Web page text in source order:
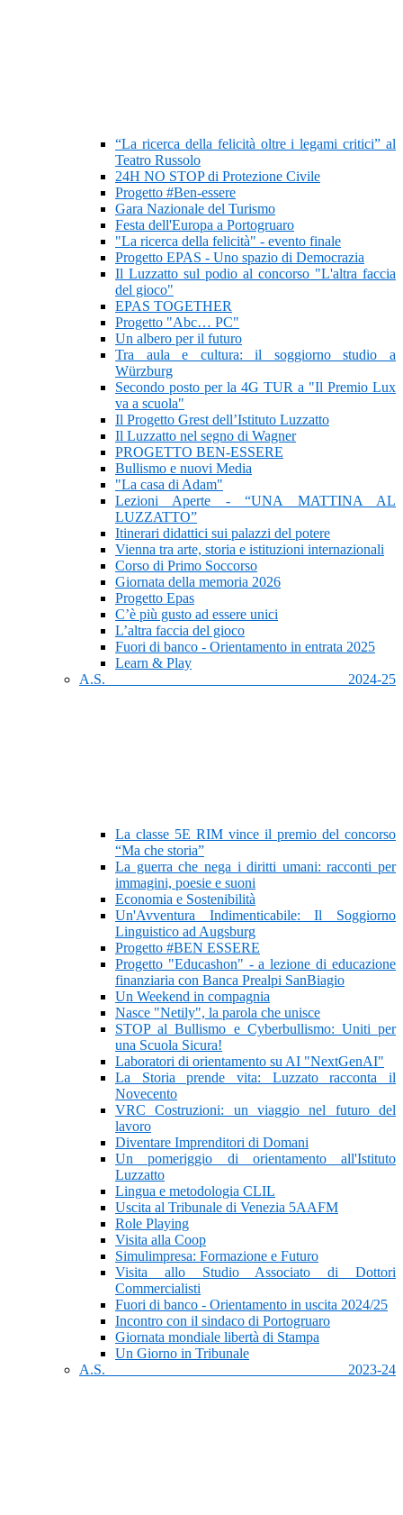
“La ricerca della felicità oltre i legami critici” al
Teatro Russolo
24H NO STOP di Protezione Civile
Progetto #Ben-essere
Gara Nazionale del Turismo
Festa dell'Europa a Portogruaro
"La ricerca della felicità" - evento finale
Progetto EPAS - Uno spazio di Democrazia
Il Luzzatto sul podio al concorso "L'altra faccia
del gioco"
EPAS TOGETHER
Progetto "Abc… PC"
Un albero per il futuro
Tra aula e cultura: il soggiorno studio a
Würzburg
Secondo posto per la 4G TUR a "Il Premio Lux
va a scuola"
Il Progetto Grest dell’Istituto Luzzatto
Il Luzzatto nel segno di Wagner
PROGETTO BEN-ESSERE
Bullismo e nuovi Media
"La casa di Adam"
Lezioni Aperte - “UNA MATTINA AL
LUZZATTO”
Itinerari didattici sui palazzi del potere
Vienna tra arte, storia e istituzioni internazionali
Corso di Primo Soccorso
Giornata della memoria 2026
Progetto Epas
C’è più gusto ad essere unici
L’altra faccia del gioco
Fuori di banco - Orientamento in entrata 2025
Learn & Play
A.S. 2024-25
La classe 5E RIM vince il premio del concorso
“Ma che storia”
La guerra che nega i diritti umani: racconti per
immagini, poesie e suoni
Economia e Sostenibilità
Un'Avventura Indimenticabile: Il Soggiorno
Linguistico ad Augsburg
Progetto #BEN ESSERE
Progetto "Educashon" - a lezione di educazione
finanziaria con Banca Prealpi SanBiagio
Un Weekend in compagnia
Nasce "Netily", la parola che unisce
STOP al Bullismo e Cyberbullismo: Uniti per
una Scuola Sicura!
Laboratori di orientamento su AI "NextGenAI"
La Storia prende vita: Luzzato racconta il
Novecento
VRC Costruzioni: un viaggio nel futuro del
lavoro
Diventare Imprenditori di Domani
Un pomeriggio di orientamento all'Istituto
Luzzatto
Lingua e metodologia CLIL
Uscita al Tribunale di Venezia 5AAFM
Role Playing
Visita alla Coop
Simulimpresa: Formazione e Futuro
Visita allo Studio Associato di Dottori
Commercialisti
Fuori di banco - Orientamento in uscita 2024/25
Incontro con il sindaco di Portogruaro
Giornata mondiale libertà di Stampa
Un Giorno in Tribunale
A.S. 2023-24